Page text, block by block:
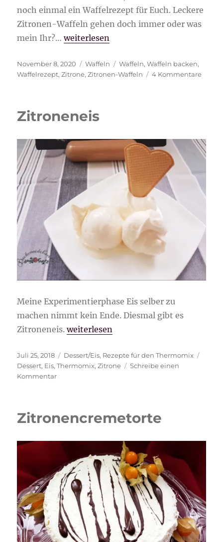
noch einmal ein Waffelrezept für Euch. Leckere
Zitronen-Waffeln gehen doch immer oder was
mein Ihr?…„Zitronen-Waffeln“
weiterlesen
Veröffentlicht
am
November 8, 2020 Kategorien
Waffeln Schlagwörter
Waffeln,Waffeln backen,
Waffelrezept,Zitrone,Zitronen-Waffeln 4 Kommentarezu
Zitroneneis
Meine Experimentierphase Eis selber zu
machen nimmt kein Ende. Diesmal gibt es
Zitroneneis.„Zitroneneis“
weiterlesen
Veröffentlicht
am
Juli 25, 2018 Kategorien
Dessert/Eis, Rezepte für den Thermomix
Dessert, Eis,Thermomix,Zitrone
Schreibe einen
Kommentarzu
Zitronencremetorte